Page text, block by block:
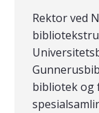
Rektor ved
bibliotek og